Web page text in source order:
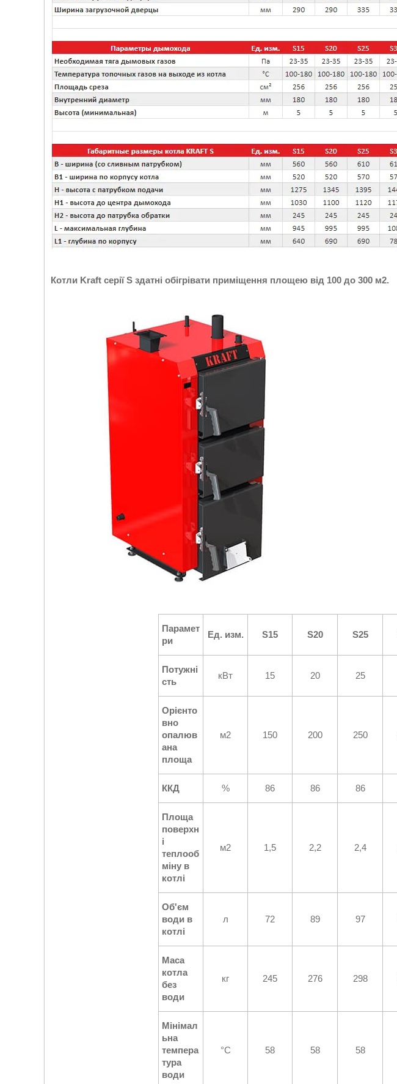
Котли Kraft серії S здатні обігрівати приміщення площею від 100 до 300 м2.
Парамет
ри
Ед. изм. S15 S20 S25
Потужні
сть
кВт 15 20 25
Орієнто
вно
опалюв
ана
площа
м2 150 200 250
ККД % 86 86 86
Площа
поверхн
і
теплооб
міну в
котлі
м2 1,5 2,2 2,4
Об'єм
води в
котлі
л 72 89 97
Маса
котла
без
води
кг 245 276 298
Мінімал
ьна
темпера
тура
води
°C 58 58 58